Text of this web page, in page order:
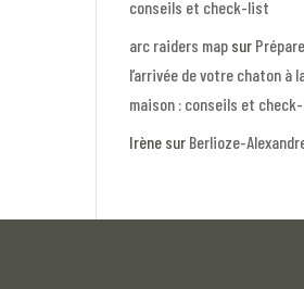
conseils et check-list
arc raiders map sur
l’arrivée de votre chaton à
maison : conseils et
Irène sur Berlioze-